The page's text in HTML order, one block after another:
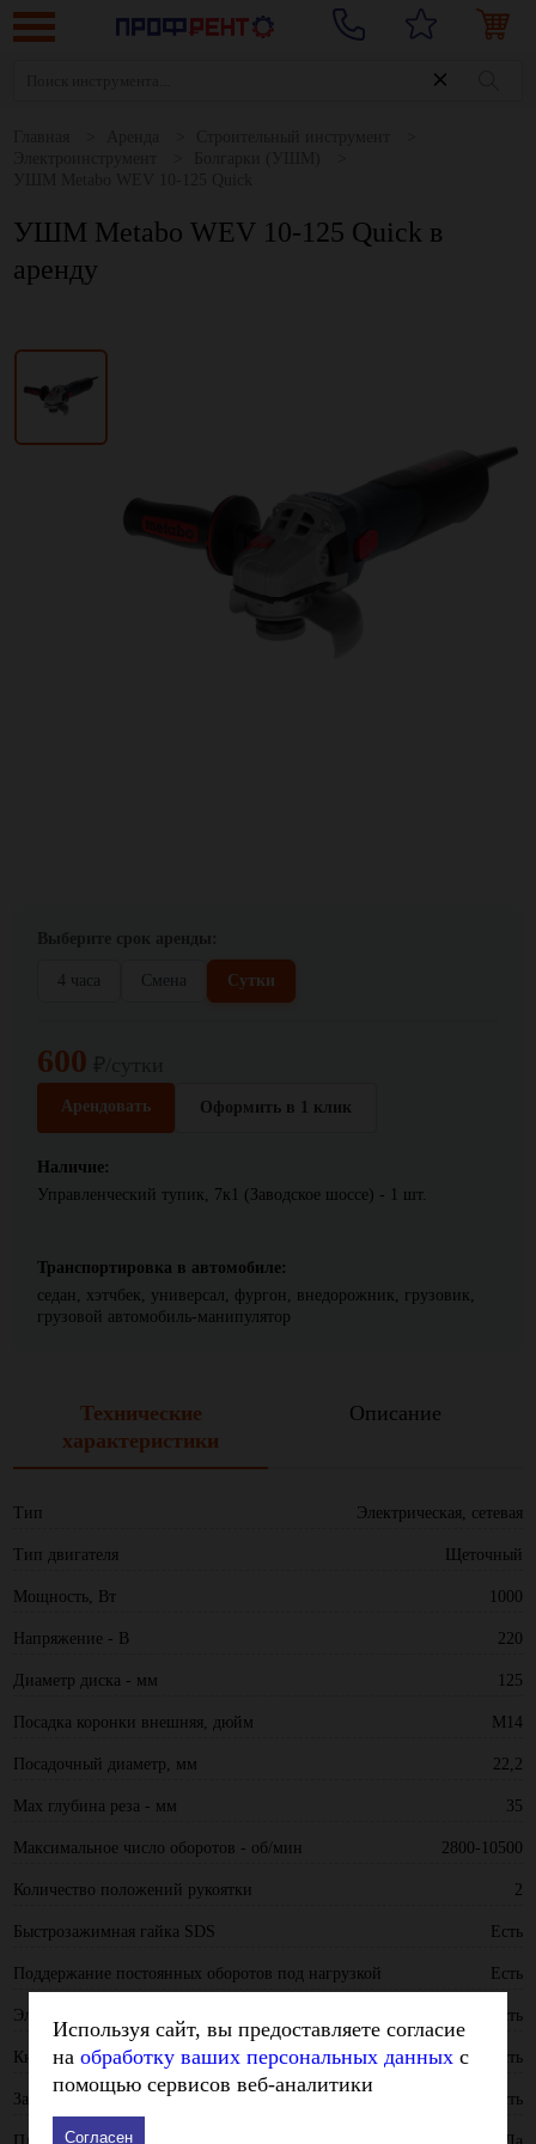
УШМ Metabo WEV 10-125 Quick в
аренду
4 часа Смена Сутки
600
Арендовать Оформить в 1 клик
Наличие:
Управленческий тупик, 7к1 (Заводское шоссе) - 1 шт.
Транспортировка в автомобиле:
седан, хэтчбек, универсал, фургон, внедорожник, грузовик,
грузовой автомобиль-манипулятор
Технические
характеристики
Описание
Тип Электрическая, сетевая
Тип двигателя Щеточный
Мощность, Вт 1000
Напряжение - В 220
Диаметр диска - мм 125
Посадка коронки внешняя, дюйм М14
Посадочный диаметр, мм 22,2
Max глубина реза - мм 35
Максимальное число оборотов - об/мин 2800-10500
Количество положений рукоятки 2
Быстрозажимная гайка SDS Есть
Поддержание постоянных оборотов под нагрузкой Есть
Электр. регулировка оборотов Есть
Кнопка фиксации пуска Есть
Защита от перегрева двигателя Есть
Используя сайт, вы предоставляете согласие
на обработку ваших персональных данных с
помощью сервисов веб-аналитики
Согласен